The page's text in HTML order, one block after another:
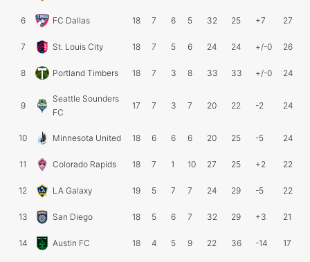
6 FC Dallas 18 7 6 5 32 25 +7 27
7 St. Louis City 18 7 5 6 24 24 +/-0 26
8 Portland Timbers 18 7 3 8 33 33 +/-0 24
9
Seattle Sounders
FC
17 7 3 7 20 22 -2 24
10 Minnesota United 18 6 6 6 20 25 -5 24
11 Colorado Rapids 18 7 1 10 27 25 +2 22
12 LA Galaxy 19 5 7 7 24 29 -5 22
13 San Diego 18 5 6 7 32 29 +3 21
14 Austin FC 18 4 5 9 22 36 -14 17